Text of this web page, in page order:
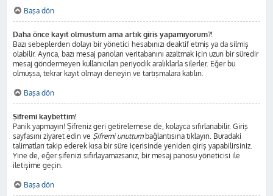
Başa dön
Daha önce kayıt olmuştum ama artık giriş yapamıyorum?!
Bazı sebeplerden dolayı bir yönetici hesabınızı deaktif etmiş ya da silmiş
olabilir. Ayrıca, bazı mesaj panoları veritabanını azaltmak için uzun bir süredir
mesaj göndermeyen kullanıcıları periyodik aralıklarla silerler. Eğer bu
olmuşsa, tekrar kayıt olmayı deneyin ve tartışmalara katılın.
Başa dön
Şifremi kaybettim!
Panik yapmayın! Şifreniz geri getirelemese de, kolayca sıfırlanabilir. Giriş
sayfasını ziyaret edin ve Şifremi unuttumbağlantısına tıklayın. Buradaki
talimatları takip ederek kısa bir süre içerisinde yeniden giriş yapabilirsiniz.
Yine de, eğer şifenizi sıfırlayamazsanız, bir mesaj panosu yöneticisi ile
iletişime geçin.
Başa dön